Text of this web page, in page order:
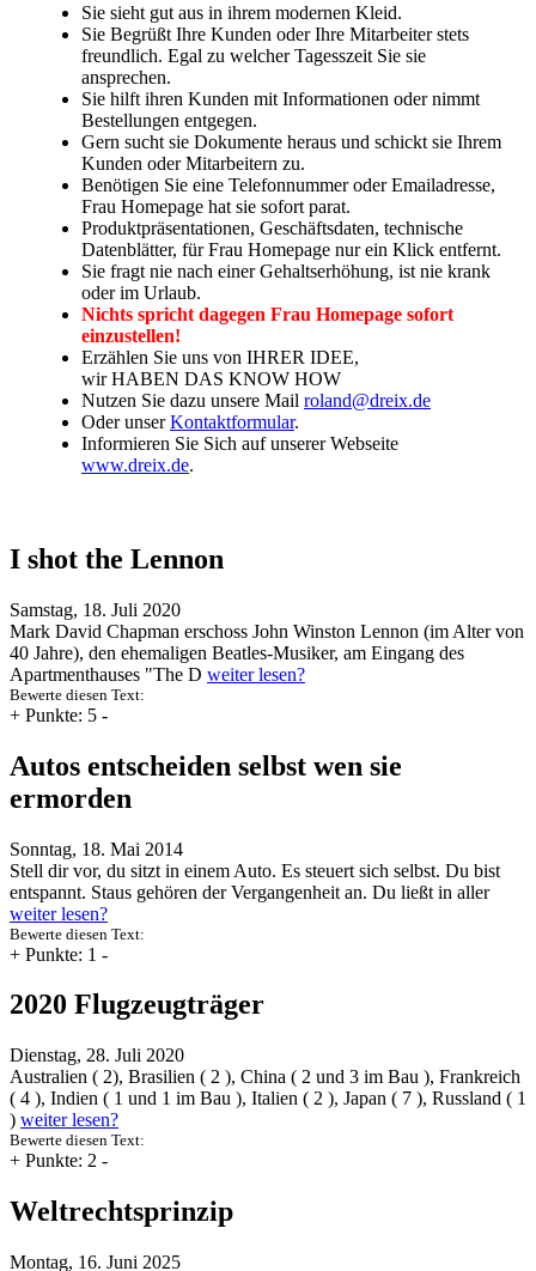
Sie sieht gut aus in ihrem modernen Kleid.
Sie Begrüßt Ihre Kunden oder Ihre Mitarbeiter stets
freundlich. Egal zu welcher Tagesszeit Sie sie
ansprechen.
Sie hilft ihren Kunden mit Informationen oder nimmt
Bestellungen entgegen.
Gern sucht sie Dokumente heraus und schickt sie Ihrem
Kunden oder Mitarbeitern zu.
Benötigen Sie eine Telefonnummer oder Emailadresse,
Frau Homepage hat sie sofort parat.
Produktpräsentationen, Geschäftsdaten, technische
Datenblätter, für Frau Homepage nur ein Klick entfernt.
Sie fragt nie nach einer Gehaltserhöhung, ist nie krank
oder im Urlaub.
Nichts spricht dagegen Frau Homepage sofort
einzustellen!
Erzählen Sie uns von IHRER IDEE,
wir HABEN DAS KNOW HOW
Nutzen Sie dazu unsere Mail roland@dreix.de
Oder unserKontaktformular.
Informieren Sie Sich auf unserer Webseite
www.dreix.de.
I shot the Lennon
Samstag, 18. Juli 2020
Mark David Chapman erschoss John Winston Lennon (im Alter von
40 Jahre), den ehemaligen Beatles-Musiker, am Eingang des
Apartmenthauses "The D weiter lesen?
Bewerte diesen Text:
+ Punkte: 5 -
Autos entscheiden selbst wen sie
ermorden
Sonntag, 18. Mai 2014
Stell dir vor, du sitzt in einem Auto. Es steuert sich selbst. Du bist
entspannt. Staus gehören der Vergangenheit an. Du ließt in aller
weiter lesen?
Bewerte diesen Text:
+ Punkte: 1 -
2020 Flugzeugträger
Dienstag, 28. Juli 2020
Australien ( 2), Brasilien ( 2 ), China ( 2 und 3 im Bau ), Frankreich
( 4 ), Indien ( 1 und 1 im Bau ), Italien ( 2 ), Japan ( 7 ), Russland ( 1
) weiter lesen?
Bewerte diesen Text:
+ Punkte: 2 -
Weltrechtsprinzip
Montag, 16. Juni 2025